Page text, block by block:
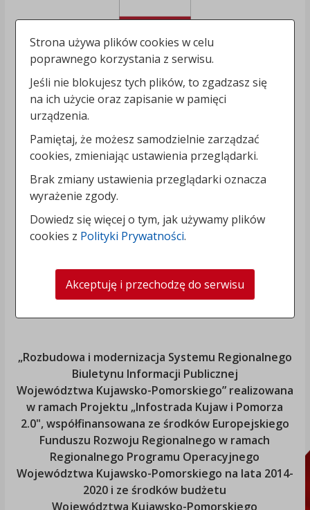
„Rozbudowa i modernizacja Systemu Regionalnego
Biuletynu Informacji Publicznej
Województwa Kujawsko-Pomorskiego” realizowana
w ramach Projektu „Infostrada Kujaw i Pomorza
2.0", współfinansowana ze środków Europejskiego
Funduszu Rozwoju Regionalnego w ramach
Regionalnego Programu Operacyjnego
Województwa Kujawsko-Pomorskiego na lata 2014-
2020 i ze środków budżetu
Województwa Kujawsko-Pomorskiego
Strona używa plików cookies w celu
poprawnego korzystania z serwisu.
Jeśli nie blokujesz tych plików, to zgadzasz się
na ich użycie oraz zapisanie w pamięci
urządzenia.
Pamiętaj, że możesz samodzielnie zarządzać
cookies, zmieniając ustawienia przeglądarki.
Brak zmiany ustawienia przeglądarki oznacza
wyrażenie zgody.
Dowiedz się więcej o tym, jak używamy plików
cookies z Polityki Prywatności.
Akceptuję i przechodzę do serwisu